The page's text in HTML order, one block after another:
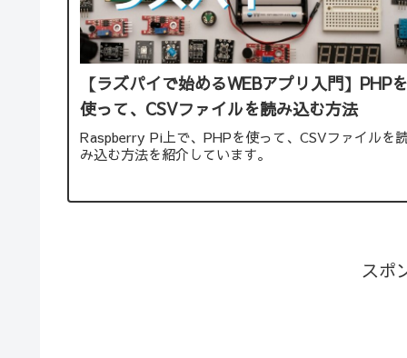
【ラズパイで始めるWEBアプリ入門】PHPを
使って、CSVファイルを読み込む方法
Raspberry Pi上で、PHPを使って、CSVファイルを
み込む方法を紹介しています。
スポ